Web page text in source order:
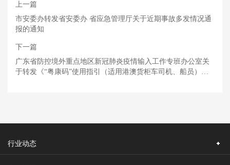
上一篇
市安委办转发省安委办 省应急管理厅关于近期事故多发情况通
报的通知
下一篇
广东省防控境外重点地区新冠肺炎疫情输入工作专班办公室关
于转发《“粤康码”使用指引（适用港澳货柜车司机、船员）》
行业动态